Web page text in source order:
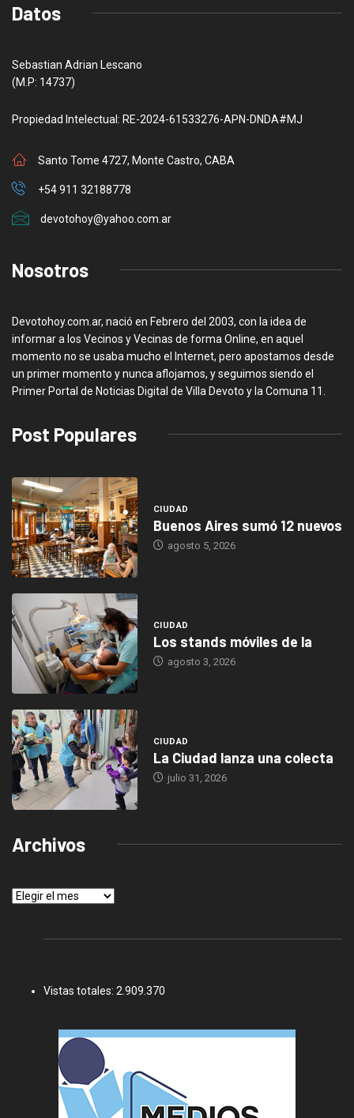
Datos
Sebastian Adrian Lescano
(M.P: 14737)
Propiedad Intelectual: RE-2024-61533276-APN-DNDA#MJ
Santo Tome 4727, Monte Castro, CABA
+54 911 32188778
devotohoy@yahoo.com.ar
Nosotros
Devotohoy.com.ar, nació en Febrero del 2003, con la idea de
informar a los Vecinos y Vecinas de forma Online, en aquel
momento no se usaba mucho el Internet, pero apostamos desde
un primer momento y nunca aflojamos, y seguimos siendo el
Primer Portal de Noticias Digital de Villa Devoto y la Comuna 11.
Post Populares
CIUDAD
Buenos Aires sumó 12 nuevos
agosto 5, 2026
CIUDAD
Los stands móviles de la
agosto 3, 2026
CIUDAD
La Ciudad lanza una colecta
julio 31, 2026
Archivos
Archivos
Vistas totales: 2.909.370